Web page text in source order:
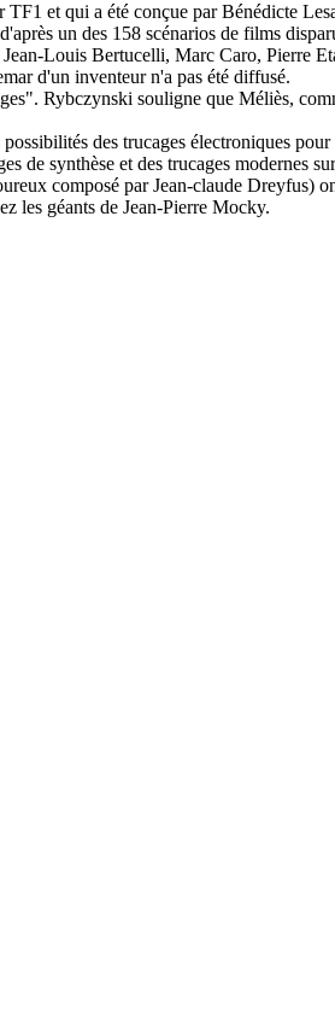
et qui a été conçue par Bénédicte
un des 158 scénarios de films
Louis Bertucelli, Marc Caro, Pierre
d'un inventeur n'a pas été diffusé.
Rybczynski souligne que Méliès,
des trucages électroniques
synthèse et des trucages modernes
composé par Jean-claude Dreyfus)
les géants de Jean-Pierre Mocky.